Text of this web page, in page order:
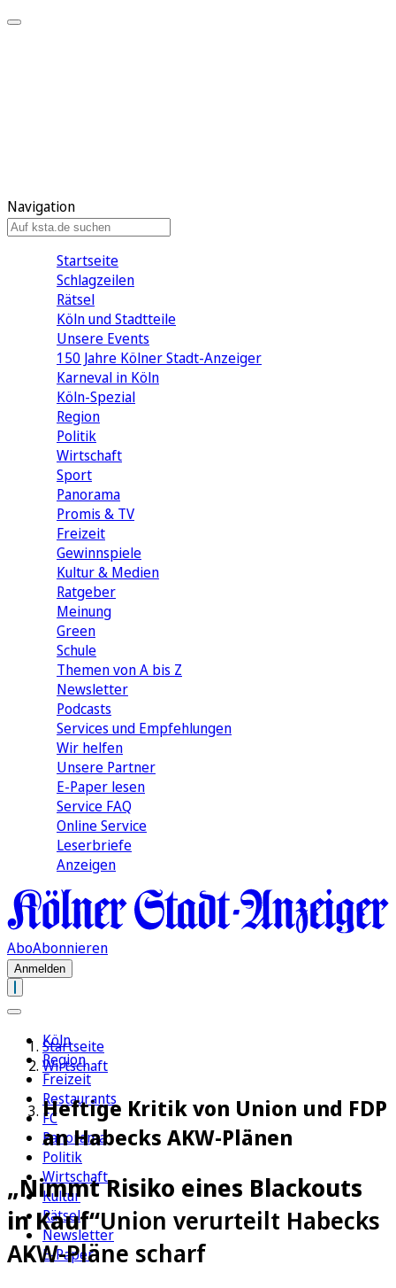
Navigation
Startseite
Schlagzeilen
Rätsel
Köln und Stadtteile
Unsere Events
150 Jahre Kölner Stadt-Anzeiger
Karneval in Köln
Köln-Spezial
Region
Politik
Wirtschaft
Sport
Panorama
Promis & TV
Freizeit
Gewinnspiele
Kultur & Medien
Ratgeber
Meinung
Green
Schule
Themen von A bis Z
Newsletter
Podcasts
Services und Empfehlungen
Wir helfen
Unsere Partner
E-Paper lesen
Service FAQ
Online Service
Leserbriefe
Anzeigen
AboAbonnieren
Anmelden
Köln
Region
Freizeit
Restaurants
FC
Panorama
Politik
Wirtschaft
Kultur
Rätsel
Newsletter
E-Paper
Startseite
Wirtschaft
Heftige Kritik von Union und FDP
an Habecks AKW-Plänen
„Nimmt Risiko eines Blackouts
in Kauf“Union verurteilt Habecks
AKW-Pläne scharf